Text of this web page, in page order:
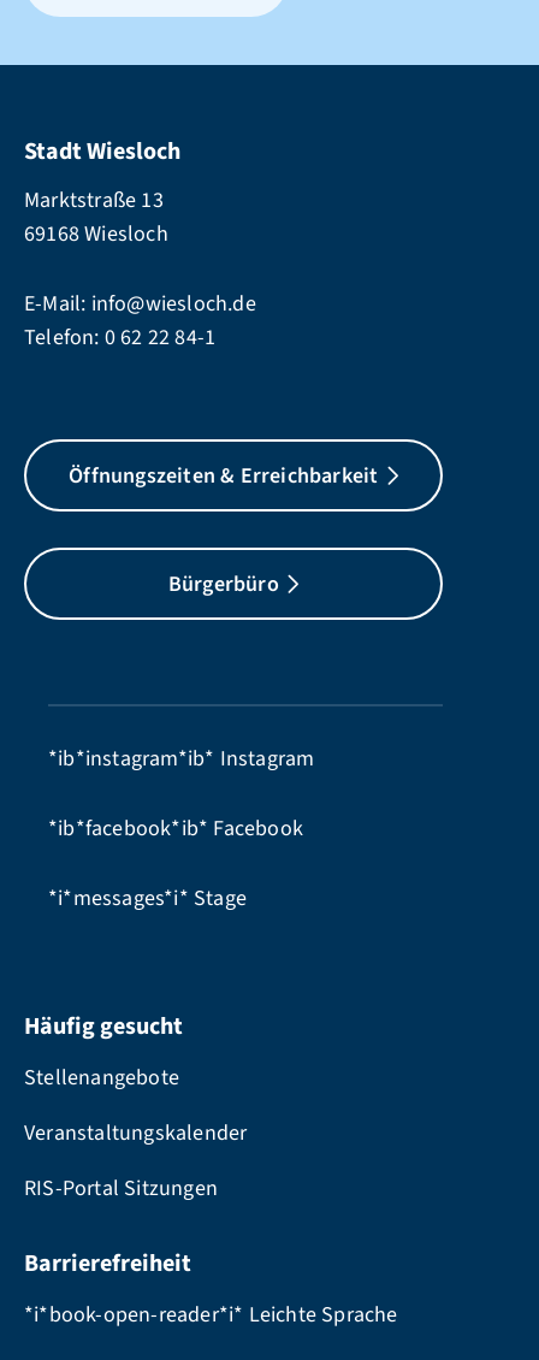
Stadt Wiesloch
Marktstraße 13
69168 Wiesloch
E-Mail: info@wiesloch.de
Telefon: 0 62 22 84-1
Öffnungszeiten & Erreichbarkeit
Bürgerbüro
*ib*instagram*ib* Instagram
*ib*facebook*ib* Facebook
*i*messages*i* Stage
Häufig gesucht
Stellenangebote
Veranstaltungskalender
RIS-Portal Sitzungen
Barrierefreiheit
*i*book-open-reader*i* Leichte Sprache